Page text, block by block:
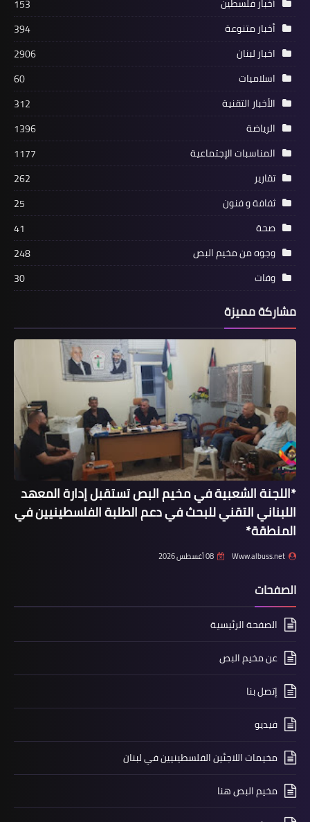
منوعات
(شاهد)تعقد ندوة قانونية بعنوان
"مسارات قيام دولة فلسطينية- رؤية
قانونية"*
أخبار المخيمات
*حزب البعث وقوات الصاعقة في لبنان ،
يقيمان حفل استقبال في مخيم نهر البارد
، إحتفاءً بالذكرى ٤٨ للحركة التصحيحية
المجيدة*
البرج الشمالي
مركز البرج الطبي يقيم يوم صحي مفتوح
حول الجسم السليم والتغذية الصحية
أخبار المخيمات
حفلا فنيا احيته فرقة ديارنا وفرقة ظريف
الطول بذكرى ابو عمار في مخيم
الرشيدية
أخبار فلسطين
153
أخبار متنوعة
394
اخبار لبنان
2906
اسلاميات
60
الأخبار التقنية
312
الرياضة
1396
المناسبات الإجتماعية
1177
تقارير
262
ثفافة و فنون
25
صحة
41
وجوه من مخيم البص
248
وفات
30
مشاركة مميزة
*اللجنة الشعبية في مخيم البص تستقبل إدارة المعهد
اللبناني التقني للبحث في دعم الطلبة الفلسطينيين في
المنطقة*
Www.albuss.net 08 أغسطس 2026
الصفحات
الصفحة الرئيسية
عن مخيم البص
إتصل بنا
فيديو
مخيمات اللاجئين الفلسطينيين في لبنان
مخيم البص هنا